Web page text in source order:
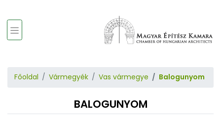
Főoldal Vármegyék Vas vármegye Balogunyom
BALOGUNYOM